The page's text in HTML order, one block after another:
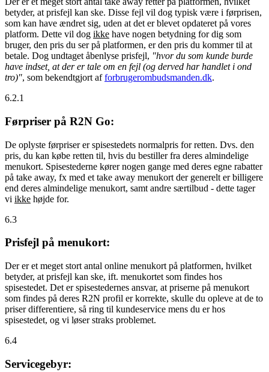
betyder, at prisfejl kan ske. Disse fejl vil dog typisk være i førprisen,
som kan have ændret sig, uden at det er blevet opdateret på vores
platform. Dette vil dog ikke have nogen betydning for dig som
bruger, den pris du ser på platformen, er den pris du kommer til at
betale. Dog undtaget åbenlyse prisfejl, "hvor du som kunde burde
have indset, at der er tale om en fejl (og derved har handlet i ond
tro)", som bekendtgjort afforbrugerombudsmanden.dk.
6.2.1
Førpriser på R2N Go:
De oplyste førpriser er spisestedets normalpris for retten. Dvs. den
pris, du kan købe retten til, hvis du bestiller fra deres almindelige
menukort. Spisestederne kører nogen gange med deres egne rabatter
på take away, fx med et take away menukort der generelt er billigere
end deres almindelige menukort, samt andre særtilbud - dette tager
vi ikke højde for.
6.3
Prisfejl på menukort:
Der er et meget stort antal online menukort på platformen, hvilket
betyder, at prisfejl kan ske, ift. menukortet som findes hos
spisestedet. Det er spisestedernes ansvar, at priserne på menukort
som findes på deres R2N profil er korrekte, skulle du opleve at de to
priser differentiere, så ring til kundeservice mens du er hos
spisestedet, og vi løser straks problemet.
6.4
Servicegebyr: